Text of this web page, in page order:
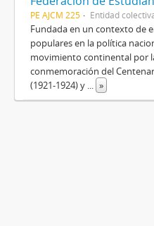
PE AJCM 225 Entidad
Fundada en un contexto de
populares en la política
movimiento continental por
conmemoración del
(1921-1924) y ... »